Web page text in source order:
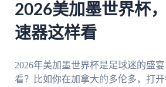
2026美加墨世界杯
速器这样看
2026年美加墨世界杯是足球迷的盛
看？比如你在加拿大的多伦多，打开